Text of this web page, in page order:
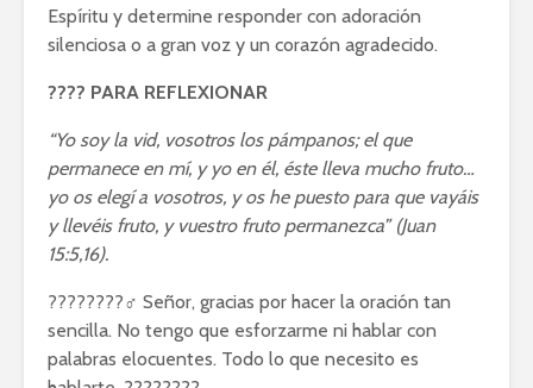
Espíritu y determine responder con adoración
silenciosa o a gran voz y un corazón agradecido.
???? PARA REFLEXIONAR
“Yo soy la vid, vosotros los pámpanos; el que
permanece en mí, y yo en él, éste lleva mucho fruto…
yo os elegí a vosotros, y os he puesto para que vayáis
y llevéis fruto, y vuestro fruto permanezca” (Juan
15:5,16).
????????‍♂️ Señor, gracias por hacer la oración tan
sencilla. No tengo que esforzarme ni hablar con
palabras elocuentes. Todo lo que necesito es